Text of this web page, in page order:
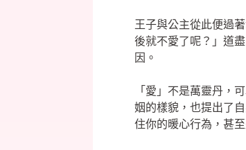
王子與公主從此便過
後就不愛了呢？」道
因。
「愛」不是萬靈丹，
姻的樣貌，也提出了
住你的暖心行為，甚